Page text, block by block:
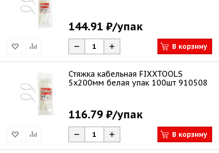
144.91 ₽/упак
В корзину
Стяжка кабельная FIXXTOOLS
5х200мм белая упак 100шт 910508
116.79 ₽/упак
В корзину